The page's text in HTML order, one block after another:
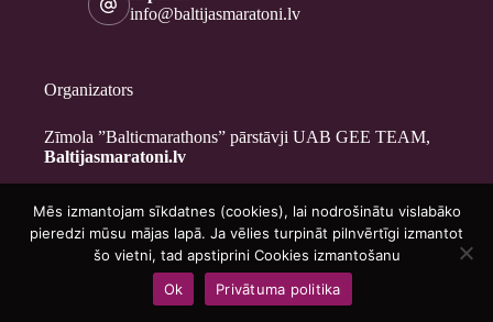
info@baltijasmaratoni.lv
Organizators
Zīmola ”Balticmarathons” pārstāvji UAB GEE TEAM,
Baltijasmaratoni.lv
Kontakti
Par mums
Brīvprātīgajiem
Privātuma politika
Copyright © 2026 - Baltijasmaratoni.lv
Mēs izmantojam sīkdatnes (cookies), lai nodrošinātu vislabāko
pieredzi mūsu mājas lapā. Ja vēlies turpināt pilnvērtīgi izmantot
šo vietni, tad apstiprini Cookies izmantošanu
Ok
Privātuma politika